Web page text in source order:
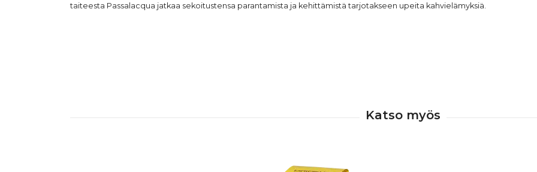
taiteesta Passalacqua jatkaa sekoitustensa parantamista ja kehittämistä tarjotakseen upeita kahvielämyksiä.